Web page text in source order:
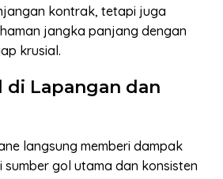
kontrak, tetapi juga
jangka panjang dengan
krusial.
di Lapangan dan
langsung memberi dampak
sumber gol utama dan konsisten